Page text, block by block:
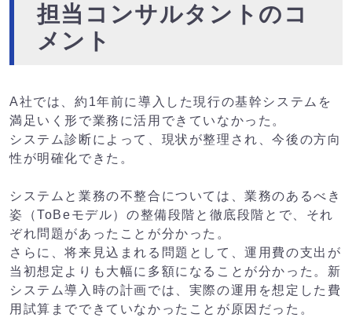
担当コンサルタントのコ
メント
A社では、約1年前に導入した現行の基幹システムを
満足いく形で業務に活用できていなかった。
システム診断によって、現状が整理され、今後の方向
性が明確化できた。
システムと業務の不整合については、業務のあるべき
姿（ToBeモデル）の整備段階と徹底段階とで、それ
ぞれ問題があったことが分かった。
さらに、将来見込まれる問題として、運用費の支出が
当初想定よりも大幅に多額になることが分かった。新
システム導入時の計画では、実際の運用を想定した費
用試算までできていなかったことが原因だった。